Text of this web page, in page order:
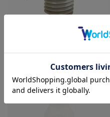
ムコタ アデューラ アイレ08 フォーカ